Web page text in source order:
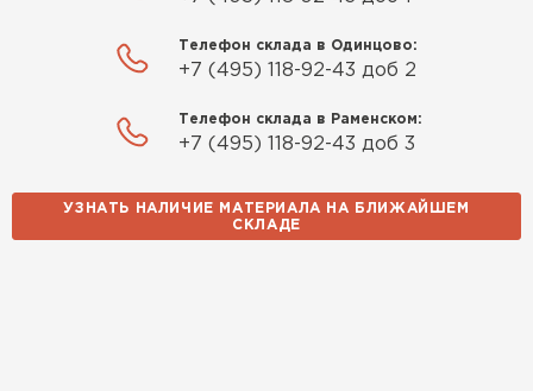
Телефон склада в Одинцово:
+7 (495) 118-92-43 доб 2
Телефон склада в Раменском:
+7 (495) 118-92-43 доб 3
УЗНАТЬ НАЛИЧИЕ МАТЕРИАЛА НА БЛИЖАЙШЕМ
СКЛАДЕ